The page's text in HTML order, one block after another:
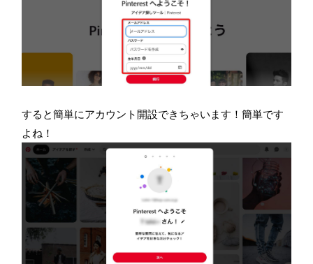
すると簡単にアカウント開設できちゃいます！簡単です
よね！